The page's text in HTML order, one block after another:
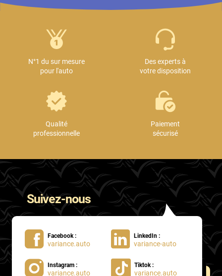
N°1 du sur mesure
pour l'auto
Des experts à
votre disposition
Qualité
professionnelle
Paiement
sécurisé
Suivez-nous
Facebook :
variance.auto
LinkedIn :
variance-auto
Instagram :
variance.auto
Tiktok :
variance.auto